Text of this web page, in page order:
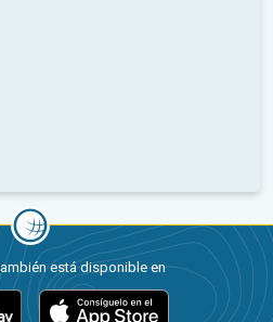
está disponible en